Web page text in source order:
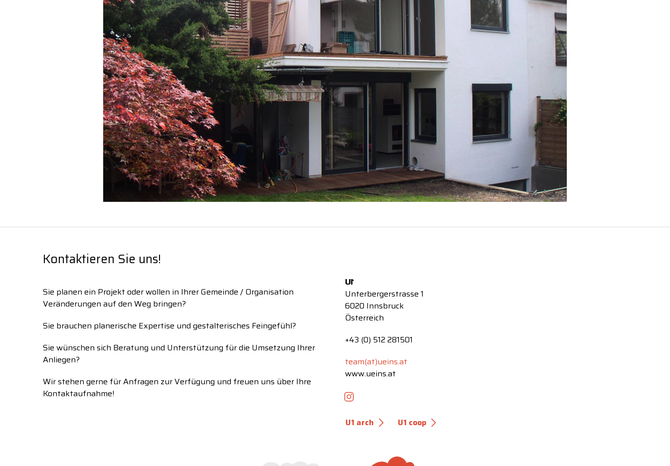
Kontaktieren Sie uns!
Sie planen ein Projekt oder wollen in Ihrer Gemeinde / Organisation
Veränderungen auf den Weg bringen?
Sie brauchen planerische Expertise und gestalterisches Feingefühl?
Sie wünschen sich Beratung und Unterstützung für die Umsetzung Ihrer
Anliegen?
Wir stehen gerne für Anfragen zur Verfügung und freuen uns über Ihre
Kontaktaufnahme!
U1
Unterbergerstrasse 1
6020 Innsbruck
Österreich
+43 (0) 512 281501
team(at)ueins.at
www.ueins.at
U1 arch U1 coop